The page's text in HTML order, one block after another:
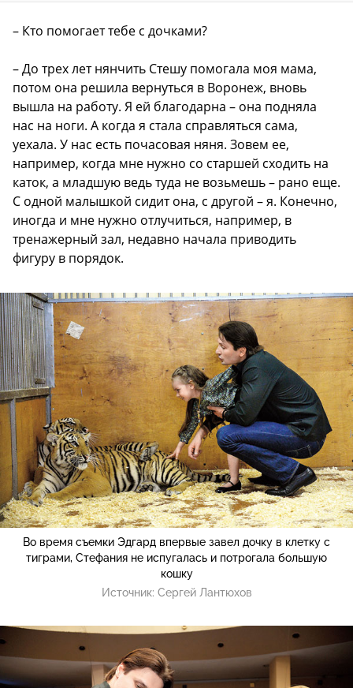
– Кто помогает тебе с дочками?
– До трех лет нянчить Стешу помогала моя мама,
потом она решила вернуться в Воронеж, вновь
вышла на работу. Я ей благодарна – она подняла
нас на ноги. А когда я стала справляться сама,
уехала. У нас есть почасовая няня. Зовем ее,
например, когда мне нужно со старшей сходить на
каток, а младшую ведь туда не возьмешь – рано еще.
С одной малышкой сидит она, с другой – я. Конечно,
иногда и мне нужно отлучиться, например, в
тренажерный зал, недавно начала приводить
фигуру в порядок.
Во время съемки Эдгард впервые завел дочку в клетку с
тиграми, Стефания не испугалась и потрогала большую
кошку
Источник: Сергей Лантюхов